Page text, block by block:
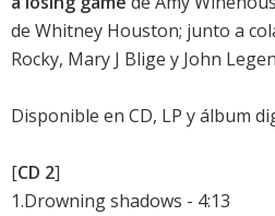
de Whitney Houston; junto a
Rocky, Mary J Blige y John
Disponible en CD, LP y álbum
[CD 2]
1.Drowning shadows - 4:13